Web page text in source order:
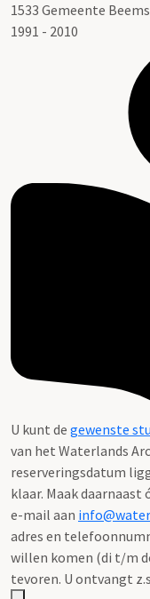
1533 Gemeente
1991 - 2010
U kunt de gewenste
van het Waterlands
reserveringsdatum
klaar. Maak daarnaast
e-mail aan
adres en
willen komen (di t/m
tevoren. U ontvangt